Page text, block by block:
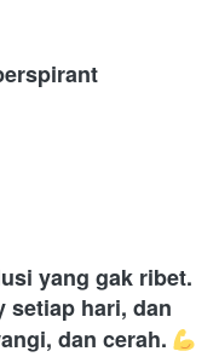
yang gak ribet.
setiap hari, dan
dan cerah.